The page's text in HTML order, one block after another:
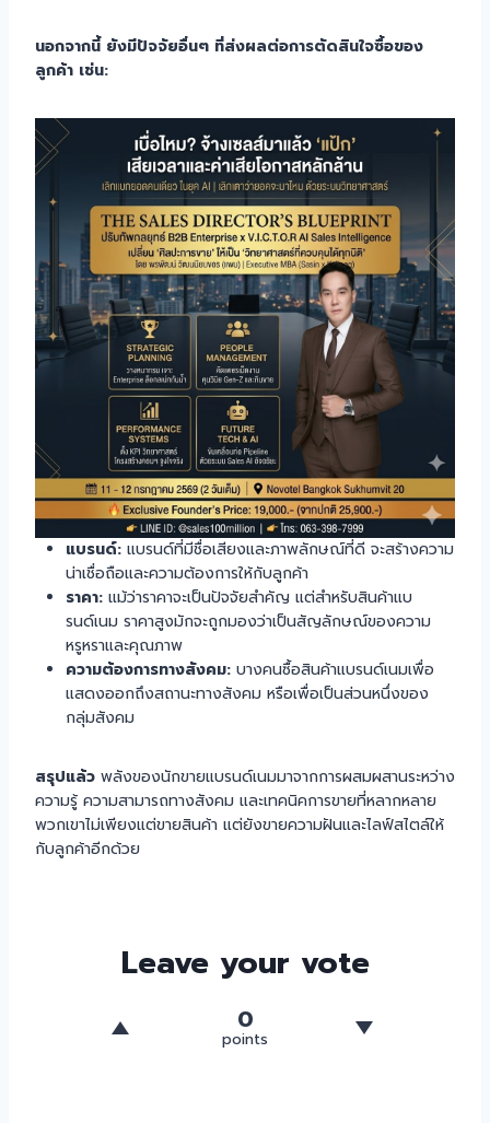
นอกจากนี้ ยังมีปัจจัยอื่นๆ ที่ส่งผลต่อการตัดสินใจซื้อของ
ลูกค้า เช่น:
แบรนด์: แบรนด์ที่มีชื่อเสียงและภาพลักษณ์ที่ดี จะสร้างความ
น่าเชื่อถือและความต้องการให้กับลูกค้า
ราคา: แม้ว่าราคาจะเป็นปัจจัยสำคัญ แต่สำหรับสินค้าแบ
รนด์เนม ราคาสูงมักจะถูกมองว่าเป็นสัญลักษณ์ของความ
หรูหราและคุณภาพ
ความต้องการทางสังคม: บางคนซื้อสินค้าแบรนด์เนมเพื่อ
แสดงออกถึงสถานะทางสังคม หรือเพื่อเป็นส่วนหนึ่งของ
กลุ่มสังคม
สรุปแล้ว พลังของนักขายแบรนด์เนมมาจากการผสมผสานระหว่าง
ความรู้ ความสามารถทางสังคม และเทคนิคการขายที่หลากหลาย
พวกเขาไม่เพียงแต่ขายสินค้า แต่ยังขายความฝันและไลฟ์สไตล์ให้
กับลูกค้าอีกด้วย
Leave your vote
0
points